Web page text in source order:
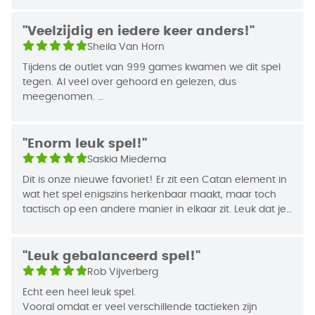
komen, zoals het bouwen van hutten en het
verzamelen van beschavingskaarten in combinatie
met bepaalde ontwikkelingen. Je wint als je
uiteindelijk de meeste punten hebt.
te bereiken, waardoor iedere speler een andere
strategie kan kiezen. Aan het einde van het spel zal
blijken welke de juiste was.
"Veelzijdig en iedere keer anders!"
Sheila Van Horn
Tijdens de outlet van 999 games kwamen we dit spel
tegen. Al veel over gehoord en gelezen, dus
meegenomen.
Het leuke is, dat je dit spel ook met z'n tweeën kunt
"Enorm leuk spel!"
Saskia Miedema
Dit is onze nieuwe favoriet! Er zit een Catan element in
wat het spel enigszins herkenbaar maakt, maar toch
tactisch op een andere manier in elkaar zit. Leuk dat je
"Leuk gebalanceerd spel!"
Rob Vijverberg
Echt een heel leuk spel.
Vooral omdat er veel verschillende tactieken zijn